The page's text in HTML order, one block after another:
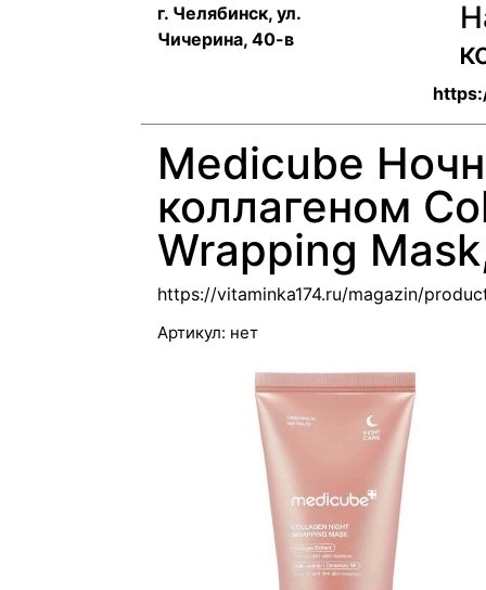
г. Челябинск, ул.
Чичерина, 40-в
Medicube
коллагеном
Wrapping
https://vitaminka174.ru/magazin/
Артикул: нет